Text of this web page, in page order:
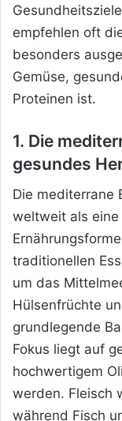
empfehlen oft
besonders
Gemüse,
Proteinen ist.
1. Die
gesundes
Die mediterrane
weltweit als
traditionellen
um das
Hülsenfrüchte
grundlegende
Fokus liegt auf
hochwertigem
werden. Fleisch
während Fisch